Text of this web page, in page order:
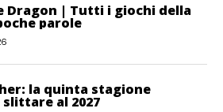
Dragon | Tutti i giochi della
parole
la quinta stagione
al 2027